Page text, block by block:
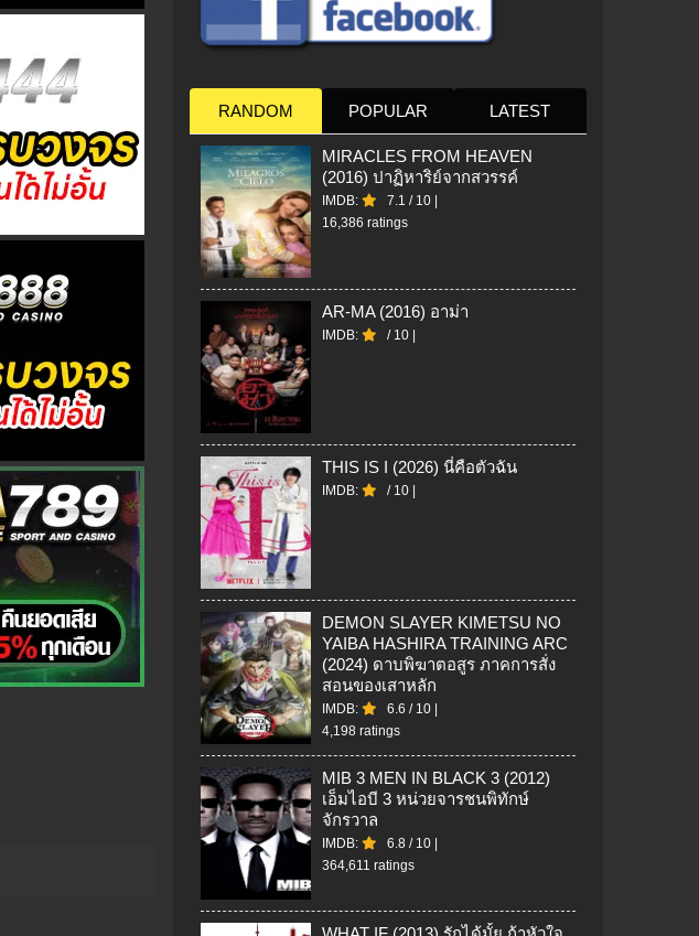
RANDOM POPULAR LATEST
MIRACLES FROM HEAVEN
(2016) ปาฏิหาริย์จากสวรรค์
IMDB: 7.1 / 10
16,386 ratings
AR-MA (2016) อาม่า
IMDB: / 10
THIS IS I (2026) นี่คือตัวฉัน
IMDB: / 10
DEMON SLAYER KIMETSU NO
YAIBA HASHIRA TRAINING ARC
(2024) ดาบพิฆาตอสูร ภาคการสั่ง
สอนของเสาหลัก
IMDB: 6.6 / 10
4,198 ratings
MIB 3 MEN IN BLACK 3 (2012)
เอ็มไอบี 3 หน่วยจารชนพิทักษ์
จักรวาล
IMDB: 6.8 / 10
364,611 ratings